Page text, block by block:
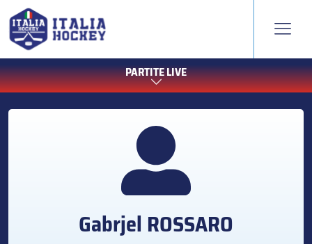
PARTITE LIVE
Gabrjel ROSSARO